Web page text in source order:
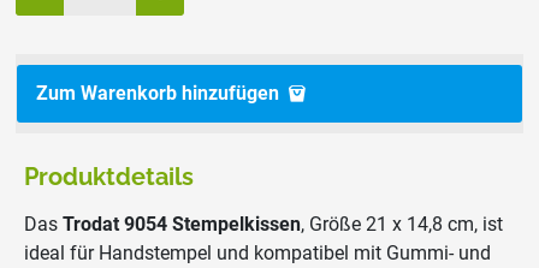
Zum Warenkorb hinzufügen
Produktdetails
Das Trodat 9054 Stempelkissen, Größe 21 x 14,8 cm, ist
ideal für Handstempel und kompatibel mit Gummi- und